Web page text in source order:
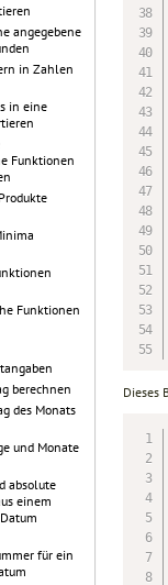
angegebene
in Zahlen
in eine
Funktionen
Funktionen
berechnen
des Monats
und Monate
absolute
einem
für ein
Dieses